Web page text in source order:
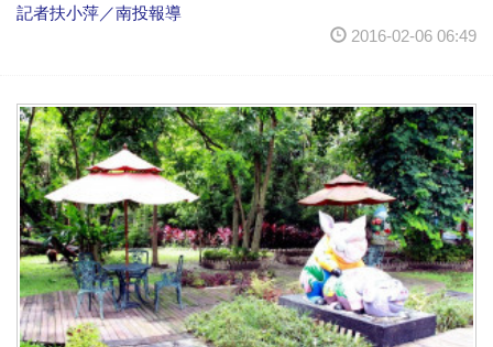
記者扶小萍／南投報導
2016-02-06 06:49